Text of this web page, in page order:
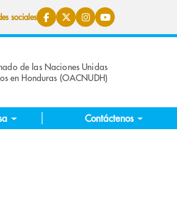
sociales
de las Naciones Unidas
en Honduras (OACNUDH)
Contáctenos